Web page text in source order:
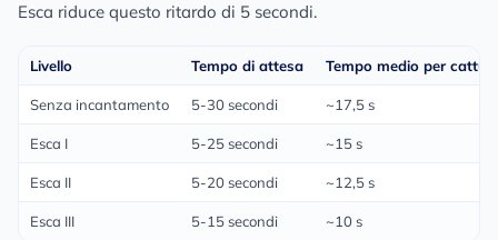
Esca riduce questo ritardo di 5 secondi.
Livello Tempo di attesa Tempo medio per
Senza incantamento 5-30 secondi ~17,5 s
Esca I 5-25 secondi ~15 s
Esca II 5-20 secondi ~12,5 s
Esca III 5-15 secondi ~10 s